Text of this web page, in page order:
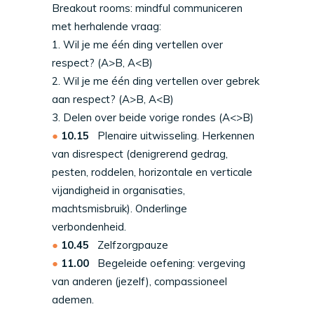
Breakout rooms: mindful communiceren
met herhalende vraag:
1. Wil je me één ding vertellen over
respect? (A>B, A<B)
2. Wil je me één ding vertellen over gebrek
aan respect? (A>B, A<B)
3. Delen over beide vorige rondes (A<>B)
10.15 Plenaire uitwisseling. Herkennen
van disrespect (denigrerend gedrag,
pesten, roddelen, horizontale en verticale
vijandigheid in organisaties,
machtsmisbruik). Onderlinge
verbondenheid.
10.45 Zelfzorgpauze
11.00 Begeleide oefening: vergeving
van anderen (jezelf), compassioneel
ademen.